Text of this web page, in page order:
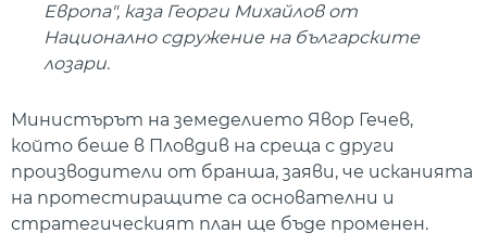
Европа", каза Георги Михайлов от
Национално сдружение на българските
лозари.
Министърът на земеделието Явор Гечев,
който беше в Пловдив на среща с други
производители от бранша, заяви, че исканията
на протестиращите са основателни и
стратегическият план ще бъде променен.